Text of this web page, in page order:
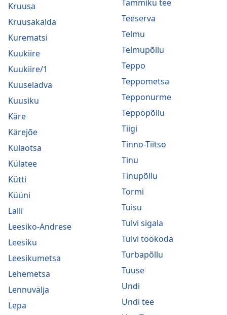
Kruusa
Kruusakalda
Kurematsi
Kuukiire
Kuukiire/1
Kuuseladva
Kuusiku
Käre
Kärejõe
Külaotsa
Külatee
Kütti
Küüni
Lalli
Leesiko-Andrese
Leesiku
Leesikumetsa
Lehemetsa
Lennuvälja
Lepa
Tammiku tee
Teeserva
Telmu
Telmupõllu
Teppo
Teppometsa
Tepponurme
Teppopõllu
Tiigi
Tinno-Tiitso
Tinu
Tinupõllu
Tormi
Tuisu
Tulvi sigala
Tulvi töökoda
Turbapõllu
Tuuse
Undi
Undi tee